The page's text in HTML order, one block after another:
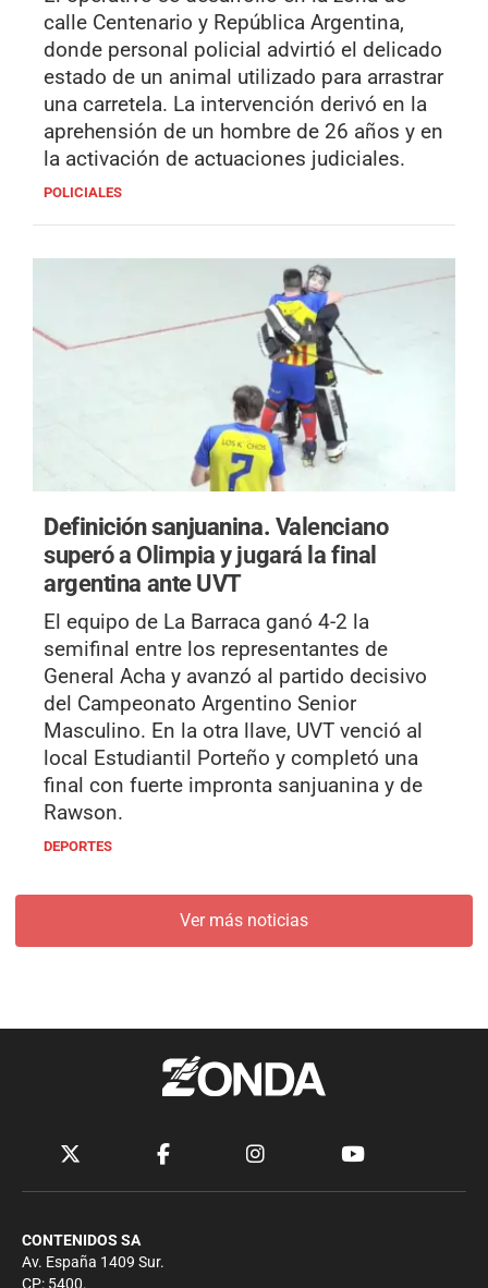
calle Centenario y República Argentina,
donde personal policial advirtió el delicado
estado de un animal utilizado para arrastrar
una carretela. La intervención derivó en la
aprehensión de un hombre de 26 años y en
la activación de actuaciones judiciales.
POLICIALES
Definición sanjuanina. Valenciano
superó a Olimpia y jugará la final
argentina ante UVT
El equipo de La Barraca ganó 4-2 la
semifinal entre los representantes de
General Acha y avanzó al partido decisivo
del Campeonato Argentino Senior
Masculino. En la otra llave, UVT venció al
local Estudiantil Porteño y completó una
final con fuerte impronta sanjuanina y de
Rawson.
DEPORTES
Ver más noticias
CONTENIDOS SA
Av. España 1409 Sur.